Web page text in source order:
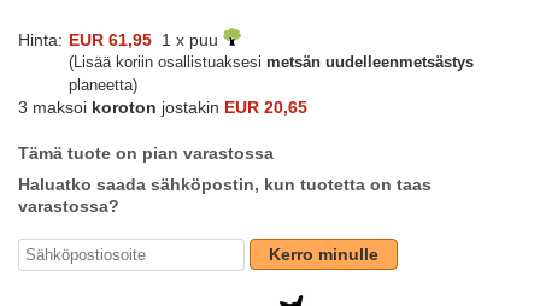
Hinta: EUR 61,95 1 x puu
(Lisää koriin osallistuaksesi metsän uudelleenmetsästys
planeetta)
3 maksoi koroton jostakin EUR 20,65
Tämä tuote on pian varastossa
Haluatko saada sähköpostin, kun tuotetta on taas
varastossa?
Kerro minulle